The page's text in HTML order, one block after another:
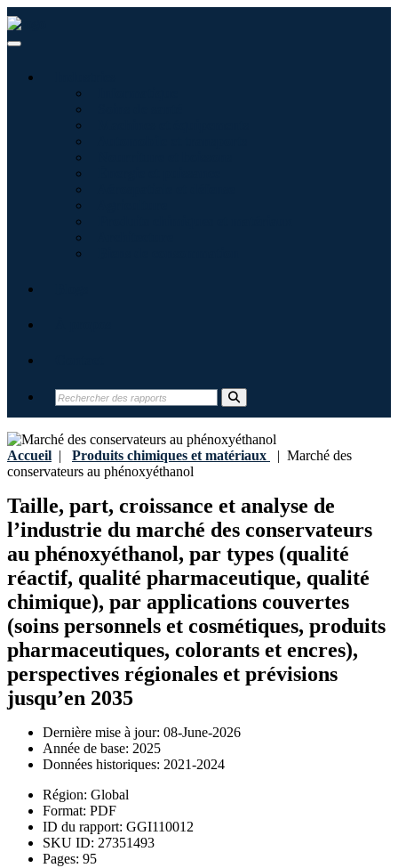
Accueil | Produits chimiques et matériaux | Marché des
conservateurs au phénoxyéthanol
Taille, part, croissance et analyse de
l’industrie du marché des conservateurs
au phénoxyéthanol, par types (qualité
réactif, qualité pharmaceutique, qualité
chimique), par applications couvertes
(soins personnels et cosmétiques, produits
pharmaceutiques, colorants et encres),
perspectives régionales et prévisions
jusqu’en 2035
Dernière mise à jour: 08-June-2026
Année de base: 2025
Données historiques: 2021-2024
Région: Global
Format: PDF
ID du rapport: GGI110012
SKU ID: 27351493
Pages: 95